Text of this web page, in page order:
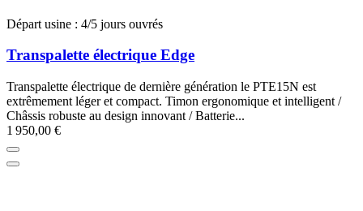
Départ usine : 4/5 jours ouvrés
Transpalette électrique Edge
Transpalette électrique de dernière génération le PTE15N est
extrêmement léger et compact. Timon ergonomique et intelligent /
Châssis robuste au design innovant / Batterie...
1 950,00 €